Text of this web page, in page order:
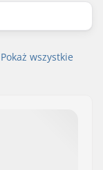
Pokaż wszystkie